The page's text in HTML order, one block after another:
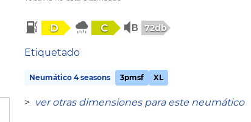
D C 72db
Etiquetado
Neumático 4 seasons 3pmsf XL
> ver otras dimensiones para este neumático